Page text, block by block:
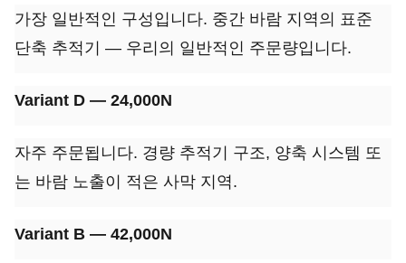
가장 일반적인 구성입니다. 중간 바람 지역의 표준
단축 추적기 — 우리의 일반적인 주문량입니다.
Variant D — 24,000N
자주 주문됩니다. 경량 추적기 구조, 양축 시스템 또
는 바람 노출이 적은 사막 지역.
Variant B — 42,000N